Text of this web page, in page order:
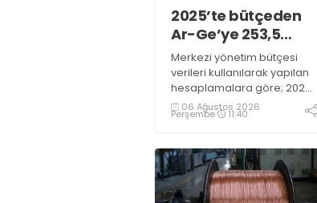
2025’te bütçeden
Ar-Ge’ye 253,5
milyar lira harcandı
Merkezi yönetim bütçesi
verileri kullanılarak yapılan
hesaplamalara göre; 2025
yılında Ar-Ge faaliyetleri için
gerçekleştirilen harcama
oldu. Ar-Ge harcamalarının
merkezi yönetim bütçesi
içerisindeki oranı yüzde 1,58
oldu
06 Ağustos 2026
Perşembe 11:40